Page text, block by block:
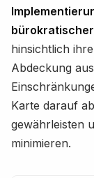
hinsichtlich
Abdeckung
Karte darauf
gewährleisten
minimieren.